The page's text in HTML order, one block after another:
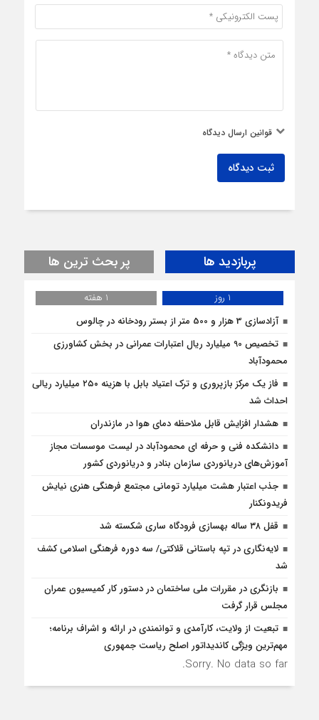
قوانین ارسال دیدگاه
ثبت دیدگاه
پربازدید ها پر بحث ترین ها
1 روز
1 هفته
آزادسازی 3 هزار و 500 متر از بستر رودخانه در چالوس
تخصیص 90 میلیارد ریال اعتبارات عمرانی در بخش کشاورزی
محمودآباد
فاز یک مرکز بازپروری و ترک اعتیاد بابل با هزینه ۲۵۰ میلیارد ریالی
احداث شد
هشدار افزایش قابل ملاحظه دمای هوا در مازندران
دانشکده فنی و حرفه ای محمودآباد در لیست موسسات مجاز
آموزش‌های دریانوردی سازمان بنادر و دریانوردی کشور
جذب اعتبار هشت میلیارد تومانی مجتمع فرهنگی هنری نیایش
فریدونکنار
قفل ۳۸ ساله بهسازی فرودگاه ساری شکسته شد
لایه‌نگاری در تپه باستانی قلاکتی/ سه دوره فرهنگی اسلامی کشف
شد
بازنگری در مقررات ملی ساختمان در دستور کار کمیسیون عمران
مجلس قرار گرفت
تبعیت از ولایت، کارآمدی و توانمندی در ارائه و اشراف برنامه؛
مهم‌ترین ویژگی کاندیداتور اصلح ریاست جمهوری
Sorry. No data so far.